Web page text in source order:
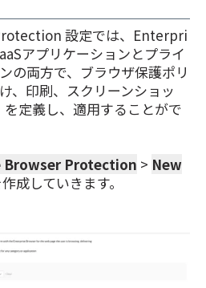
設定では、Enterpri
アプリケーションとプライ
の両方で、ブラウザ保護ポリ
、印刷、スクリーンショッ
定義し、適用することがで
Browser Protection > New
成していきます。